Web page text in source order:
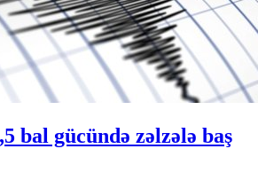
bal gücündə zəlzələ baş